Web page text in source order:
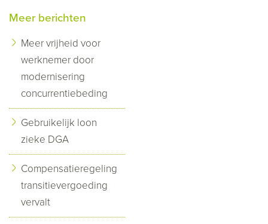
Meer berichten
Meer vrijheid voor
werknemer door
modernisering
concurrentiebeding
Gebruikelijk loon
zieke DGA
Compensatieregeling
transitievergoeding
vervalt